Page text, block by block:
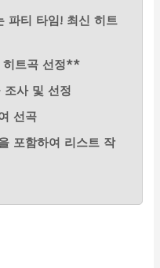
파티 타임! 최신 히트
히트곡 선정**
조사 및 선정
선곡
포함하여 리스트 작